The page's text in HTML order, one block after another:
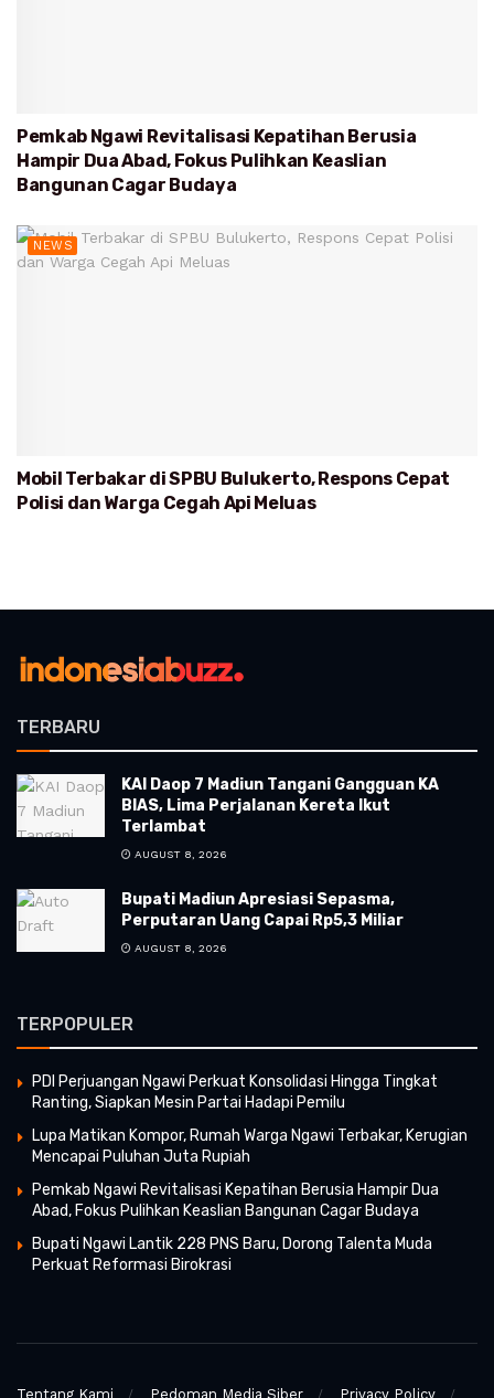
Pemkab Ngawi Revitalisasi Kepatihan Berusia
Hampir Dua Abad, Fokus Pulihkan Keaslian
Bangunan Cagar Budaya
NEWS
Mobil Terbakar di SPBU Bulukerto, Respons Cepat
Polisi dan Warga Cegah Api Meluas
TERBARU
KAI Daop 7 Madiun Tangani Gangguan KA
BIAS, Lima Perjalanan Kereta Ikut
Terlambat
AUGUST 8, 2026
Bupati Madiun Apresiasi Sepasma,
Perputaran Uang Capai Rp5,3 Miliar
AUGUST 8, 2026
TERPOPULER
PDI Perjuangan Ngawi Perkuat Konsolidasi Hingga Tingkat
Ranting, Siapkan Mesin Partai Hadapi Pemilu
Lupa Matikan Kompor, Rumah Warga Ngawi Terbakar, Kerugian
Mencapai Puluhan Juta Rupiah
Pemkab Ngawi Revitalisasi Kepatihan Berusia Hampir Dua
Abad, Fokus Pulihkan Keaslian Bangunan Cagar Budaya
Bupati Ngawi Lantik 228 PNS Baru, Dorong Talenta Muda
Perkuat Reformasi Birokrasi
Tentang Kami Pedoman Media Siber Privacy Policy